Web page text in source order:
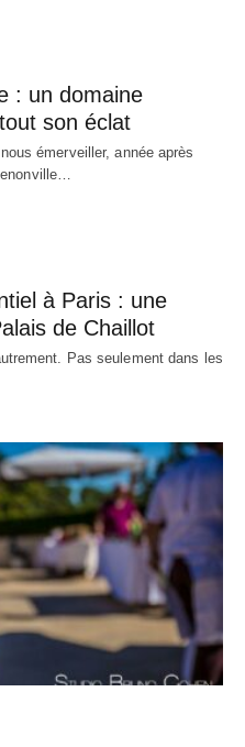
: un domaine
son éclat
émerveiller, année après
à Paris : une
de Chaillot
Pas seulement dans les